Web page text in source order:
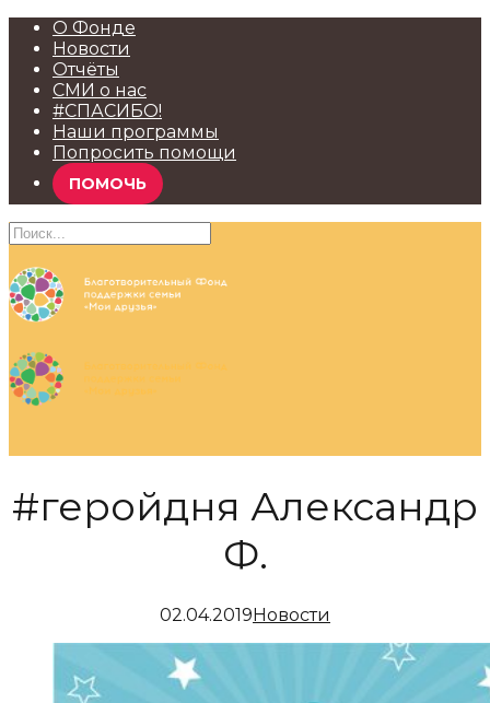
О Фонде
Новости
Отчёты
СМИ о нас
#СПАСИБО!
Наши программы
Попросить помощи
ПОМОЧЬ
#геройдня Александр
Ф.
02.04.2019Новости